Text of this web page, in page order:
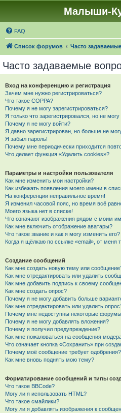
Малыши-
FAQ
Список форумов Часто
Часто задаваемые
Вход на конференцию и регистрация
Зачем мне нужно регистрироваться?
Что такое COPPA?
Почему я не могу зарегистрироваться?
Я только что зарегистрировался, но не могу
Почему я не могу войти?
Я давно зарегистрирован, но больше не
Я забыл пароль!
Почему мне периодически приходится
Что делает функция «Удалить cookies»?
Параметры и настройки пользователя
Как мне изменить мои настройки?
Как избежать появления моего имени в
На конференции неправильное время!
Я изменил часовой пояс, но время всё
Моего языка нет в списке!
Что означают изображения рядом с моим
Как мне включить отображение аватары?
Что такое звание и как я могу изменить его?
Когда я щёлкаю по ссылке «email», от меня
Создание сообщений
Как мне создать новую тему или
Как мне отредактировать или удалить
Как мне добавить подпись к своему
Как мне создать опрос?
Почему я не могу добавить больше
Как мне отредактировать или удалить
Почему мне недоступны некоторые
Почему я не могу добавлять вложения?
Почему я получил предупреждение?
Как мне пожаловаться на сообщения
Что означает кнопка «Сохранить» при
Почему моё сообщение требует одобрения?
Как мне вновь поднять мою тему?
Форматирование сообщений и типы
Что такое BBCode?
Могу ли я использовать HTML?
Что такое смайлики?
Могу ли я добавлять изображения к